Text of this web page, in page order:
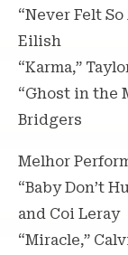
“Never Felt
Eilish
“Karma,”
“Ghost in the
Bridgers
Melhor
“Baby Don’t
and Coi Leray
“Miracle,”